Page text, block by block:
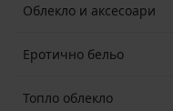
Облекло и аксесоари
Еротично бельо
Топло облекло